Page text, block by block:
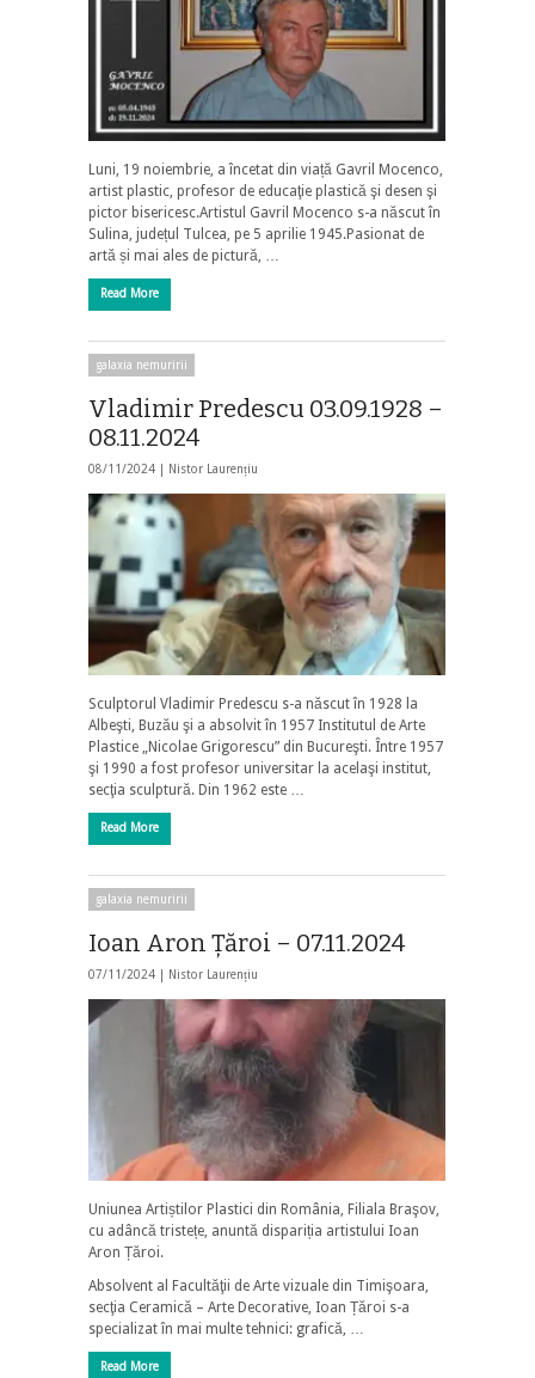
Luni, 19 noiembrie, a încetat din viață Gavril Mocenco,
artist plastic, profesor de educaţie plastică şi desen şi
pictor bisericesc.Artistul Gavril Mocenco s-a născut în
Sulina, județul Tulcea, pe 5 aprilie 1945.Pasionat de
artă și mai ales de pictură, …
Read More
galaxia nemuririi
Vladimir Predescu 03.09.1928 –
08.11.2024
08/11/2024 | Nistor Laurențiu
Sculptorul Vladimir Predescu s-a născut în 1928 la
Albeşti, Buzău şi a absolvit în 1957 Institutul de Arte
Plastice „Nicolae Grigorescu” din Bucureşti. Între 1957
şi 1990 a fost profesor universitar la acelaşi institut,
secţia sculptură. Din 1962 este …
Read More
galaxia nemuririi
Ioan Aron Țăroi – 07.11.2024
07/11/2024 | Nistor Laurențiu
Uniunea Artiștilor Plastici din România, Filiala Braşov,
cu adâncă tristețe, anuntă dispariția artistului Ioan
Aron Țăroi.
Absolvent al Facultăţii de Arte vizuale din Timişoara,
secţia Ceramică – Arte Decorative, Ioan Țăroi s-a
specializat în mai multe tehnici: grafică, …
Read More